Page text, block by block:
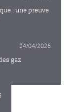
: une preuve
24/04/2026
gaz